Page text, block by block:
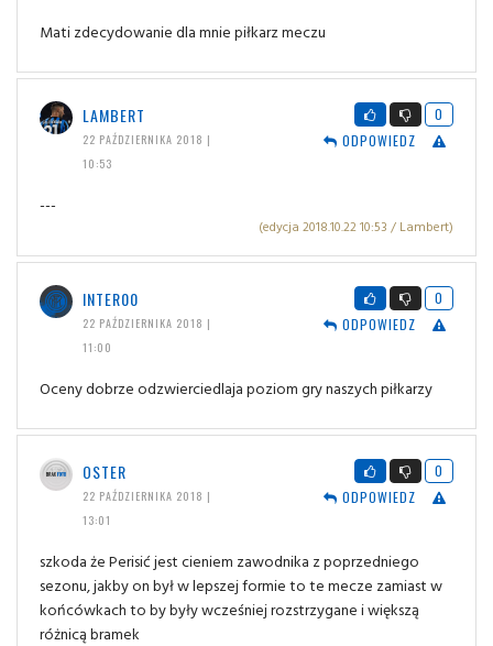
Mati zdecydowanie dla mnie piłkarz meczu
LAMBERT
22 PAŹDZIERNIKA 2018 |
10:53
0
ODPOWIEDZ
---
(edycja 2018.10.22 10:53 / Lambert)
INTER00
22 PAŹDZIERNIKA 2018 |
11:00
0
ODPOWIEDZ
Oceny dobrze odzwierciedlaja poziom gry naszych piłkarzy
OSTER
22 PAŹDZIERNIKA 2018 |
13:01
0
ODPOWIEDZ
szkoda że Perisić jest cieniem zawodnika z poprzedniego
sezonu, jakby on był w lepszej formie to te mecze zamiast w
końcówkach to by były wcześniej rozstrzygane i większą
różnicą bramek